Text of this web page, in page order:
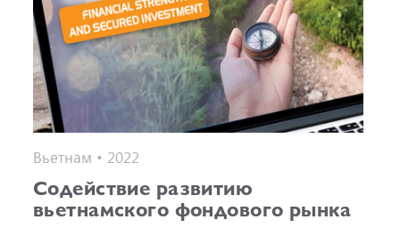
Вьетнам • 2022
Содействие развитию
вьетнамского фондового рынка